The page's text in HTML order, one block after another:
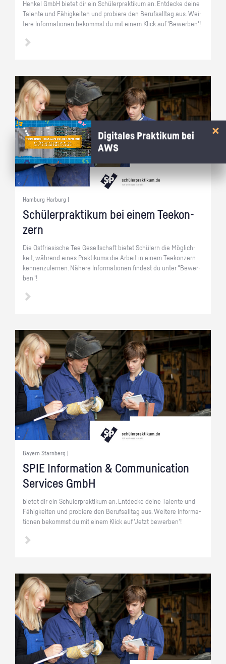
Hen­kel GmbH bie­tet dir ein Schü­ler­prak­ti­kum an. Ent­de­cke deine
Ta­len­te und Fä­hig­kei­ten und pro­bie­re den Be­rufs­all­tag aus. Wei­
te­re In­for­ma­tio­nen be­kommst du mit einem Klick auf 'Be­wer­ben'!
Hamburg Harburg |
Schü­ler­prak­ti­kum bei einem Tee­kon­
zern
Die Ost­frie­si­sche Tee Ge­sell­schaft bie­tet Schü­lern die Mög­lich­
keit, wäh­rend eines Prak­ti­kums die Ar­beit in einem Tee­kon­zern
ken­nen­zu­ler­nen. Nä­he­re In­for­ma­tio­nen fin­dest du unter "Be­wer­
ben"!
Bayern Starnberg |
SPIE In­for­ma­ti­on & Com­mu­ni­ca­ti­on
Ser­vices GmbH
bie­tet dir ein Schü­ler­prak­ti­kum an. Ent­de­cke deine Ta­len­te und
Fä­hig­kei­ten und pro­bie­re den Be­rufs­all­tag aus. Wei­te­re In­for­ma­
tio­nen be­kommst du mit einem Klick auf 'Jetzt be­wer­ben'!
Digitales Praktikum bei
AWS